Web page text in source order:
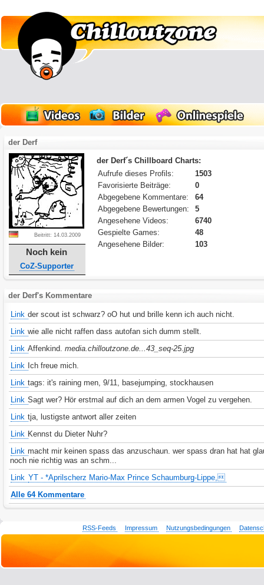
der Derf
Beitritt: 14.03.2009
Noch kein
CoZ-Supporter
der Derf´s Chillboard Charts:
Aufrufe dieses Profils:
1503
Favorisierte Beiträge:
0
Abgegebene Kommentare:
64
Abgegebene Bewertungen:
5
Angesehene Videos:
6740
Gespielte Games:
48
Angesehene Bilder:
103
der Derf's Kommentare
Link der scout ist schwarz? oO hut und brille kenn ich auch nicht.
Link wie alle nicht raffen dass autofan sich dumm stellt.
Link Affenkind.media.chilloutzone.de...43_seq-25.jpg
Link Ich freue mich.
Link tags: it's raining men, 9/11, basejumping, stockhausen
Link Sagt wer? Hör erstmal auf dich an dem armen Vogel zu vergehen.
Link tja, lustigste antwort aller zeiten
Link Kennst du Dieter Nuhr?
Link macht mir keinen spass das anzuschaun. wer spass dran hat hat
noch nie richtig was an schm...
Link YT - *Aprilscherz Mario-Max Prince Schaumburg-Lippe,
Alle 64 Kommentare
RSS-Feeds Impressum Nutzungsbedingungen